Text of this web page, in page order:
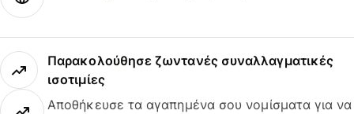
Παρακολούθησε ζωντανές συναλλαγματικές
ισοτιμίες
Αποθήκευσε τα αγαπημένα σου νομίσματα για να